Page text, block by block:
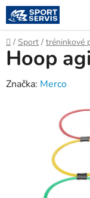
Přejít
na
obsah
Domů
/ Sport / tréninkové
Hoop
Značka: Merco